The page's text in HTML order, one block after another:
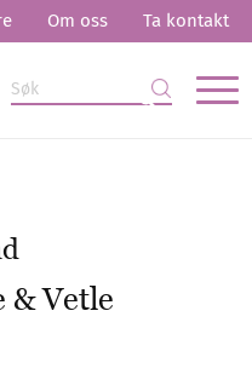
Om oss Ta kontakt
& Vetle